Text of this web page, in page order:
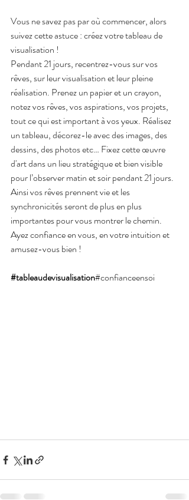
Vous ne savez pas par où commencer, alors
suivez cette astuce : créez votre tableau de
visualisation !
Pendant 21 jours, recentrez-vous sur vos
rêves, sur leur visualisation et leur pleine
réalisation. Prenez un papier et un crayon,
notez vos rêves, vos aspirations, vos projets,
tout ce qui est important à vos yeux. Réalisez
un tableau, décorez-le avec des images, des
dessins, des photos etc… Fixez cette œuvre
d'art dans un lieu stratégique et bien visible
pour l’observer matin et soir pendant 21 jours.
Ainsi vos rêves prennent vie et les
synchronicités seront de plus en plus
importantes pour vous montrer le chemin.
Ayez confiance en vous, en votre intuition et
amusez-vous bien !
#tableaudevisualisation#confianceensoi